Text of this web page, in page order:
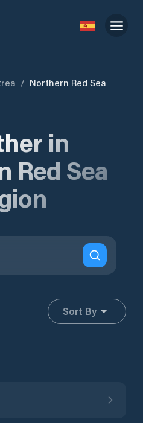
/ Northern Red Sea
in
Red Sea
Sort By